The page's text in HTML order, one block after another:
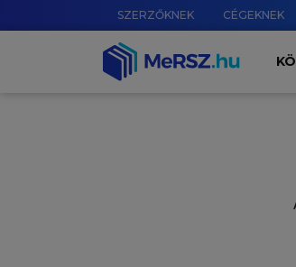
SZERZŐKNEK CÉGEKNEK